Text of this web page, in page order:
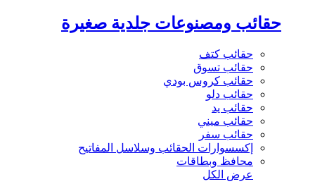
حقائب ومصنوعات جلدية صغيرة
حقائب كتف
حقائب تسوق
حقائب كروس بودي
حقائب دلو
حقائب يد
حقائب ميني
حقائب سفر
إكسسوارات الحقائب وسلاسل المفاتيح
محافظ وبطاقات
عرض الكل